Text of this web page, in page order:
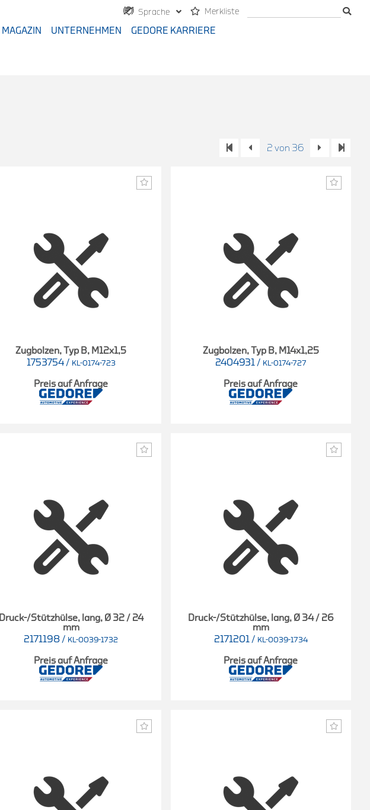
Sprache Merkliste
MAGAZIN UNTERNEHMEN GEDORE KARRIERE
2 von 36
Zugbolzen, Typ B, M12x1,5
1753754 / KL-0174-723
Preis auf Anfrage
Zugbolzen, Typ B, M14x1,25
2404931 / KL-0174-727
Preis auf Anfrage
Druck-/Stützhülse, lang, Ø 32 / 24
mm
2171198 / KL-0039-1732
Preis auf Anfrage
Druck-/Stützhülse, lang, Ø 34 / 26
mm
2171201 / KL-0039-1734
Preis auf Anfrage